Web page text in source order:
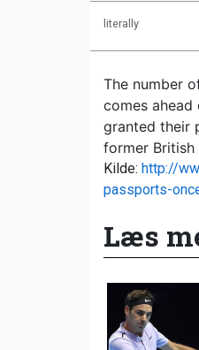
literally
The number
comes
granted their
former
Kilde: http://
passports-
Læs